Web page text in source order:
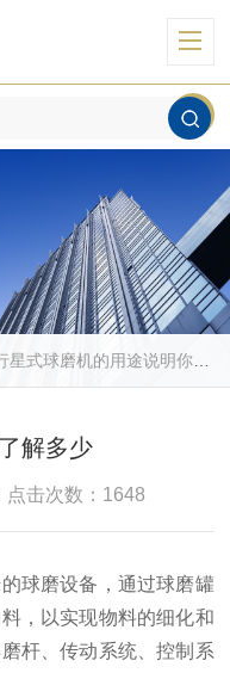
星式球磨机的用途说明你了解多少
解多少
点击次数：1648
球磨设备，通过球磨罐
，以实现物料的细化和
杆、传动系统、控制系